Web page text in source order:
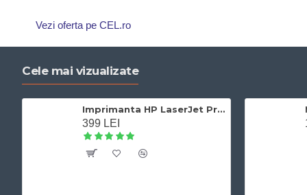
Vezi oferta pe CEL.ro
Cele mai vizualizate
Imprimanta HP LaserJet Pro 400 M401dn laser alb-negru, A4,Duplex, Retea, 33 ppm
399 LEI